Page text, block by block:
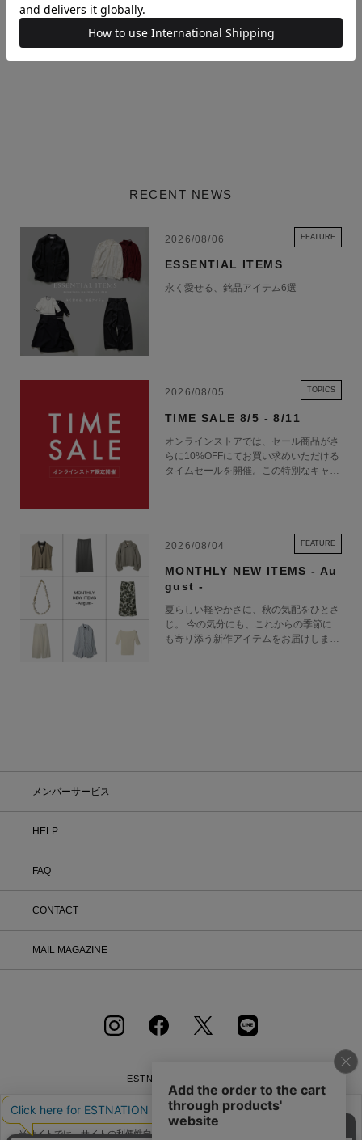
COLBO
リブニットベスト
COLBO
Ice Paneled Shirt
COLBO
SS010-257
RECENT NEWS
2026/08/06 FEATURE
ESSENTIAL ITEMS
永く愛せる、銘品アイテム6選
2026/08/05 TOPICS
TIME SALE 8/5 - 8/11
オンラインストアでは、セール商品がさ
らに10%OFFにてお買い求めいただける
タイムセールを開催。この特別なキャン
2026/08/04 FEATURE
MONTHLY NEW ITEMS - Au
gust -
夏らしい軽やかさに、秋の気配をひとさ
じ。 今の気分にも、これからの季節に
も寄り添う新作アイテムをお届けしま
メンバーサービス
HELP
FAQ
CONTACT
MAIL MAGAZINE
ESTNATION OFFICIAL
APP
当サイトでは、サイトの利便性向上のためにクッキーを使用いたします。ボタン